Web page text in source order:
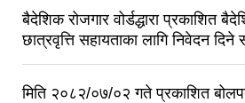
बैदेशिक रोजगार वोर्डद्धारा प्रकाशित
छात्रवृत्ति सहायताका लागि निवेदन दिने
मिति २०८२/०७/०२ गते प्रकाशित